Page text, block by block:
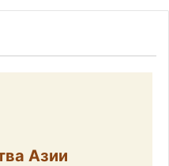
Азии